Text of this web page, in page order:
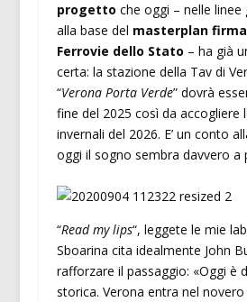
progetto che oggi – nelle linee
alla base del masterplan
Ferrovie dello Stato – ha già
certa: la stazione della Tav di
“Verona Porta Verde” dovrà
fine del 2025 così da accogliere
invernali del 2026. E’ un conto
oggi il sogno sembra davvero a
“Read my lips“, leggete le mie
Sboarina cita idealmente John
rafforzare il passaggio: «Oggi è
storica. Verona entra nel novero